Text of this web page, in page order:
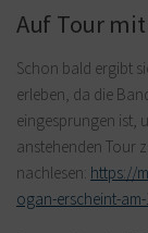
Auf Tour
Schon bald ergibt
erleben, da die
eingesprungen ist,
anstehenden Tour
nachlesen: https://
ogan-erscheint-